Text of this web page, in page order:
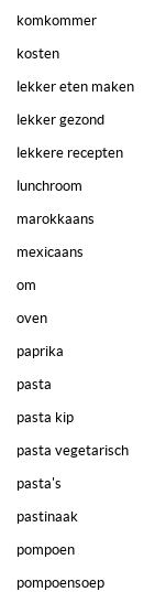
komkommer
kosten
lekker eten maken
lekker gezond
lekkere recepten
lunchroom
marokkaans
mexicaans
om
oven
paprika
pasta
pasta kip
pasta vegetarisch
pasta's
pastinaak
pompoen
pompoensoep